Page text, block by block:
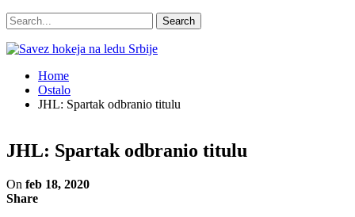
Home
Ostalo
JHL: Spartak odbranio titulu
JHL: Spartak odbranio titulu
On feb 18, 2020
Share